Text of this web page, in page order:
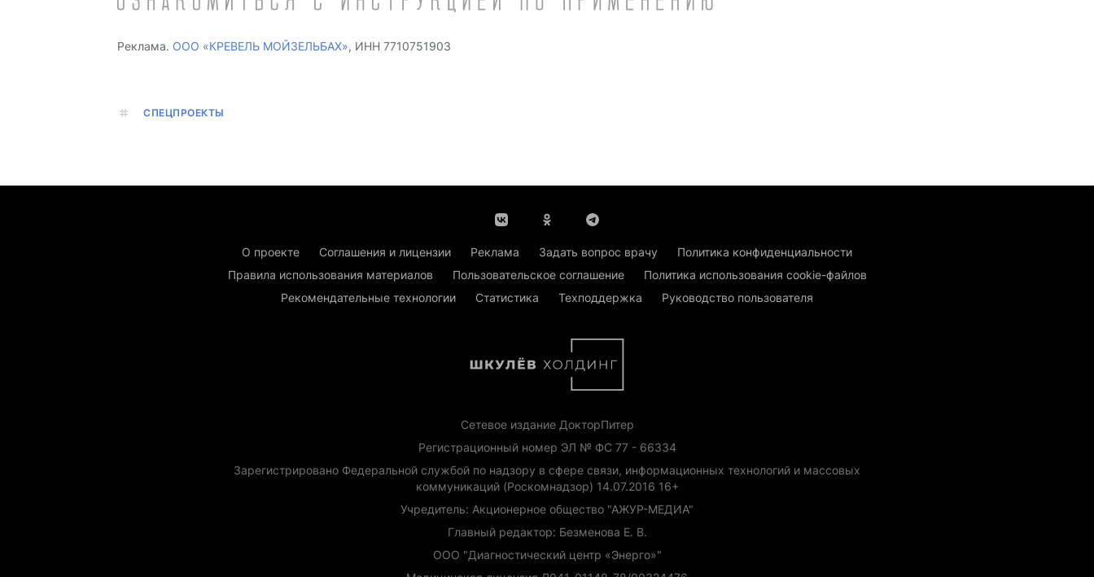
Реклама. ООО «КРЕВЕЛЬ МОЙЗЕЛЬБАХ», ИНН 7710751903
СПЕЦПРОЕКТЫ
О проекте Соглашения и лицензии Реклама Задать вопрос врачу
Политика конфиденциальности
Правила использования материалов
Пользовательское соглашение
Политика использования cookie-файлов
Рекомендательные технологии
Статистика Техподдержка Руководство пользователя
Сетевое издание ДокторПитер
Регистрационный номер ЭЛ № ФС 77 - 66334
Зарегистрировано Федеральной службой по надзору в сфере связи, информационных технологий и массовых
коммуникаций (Роскомнадзор) 14.07.2016 16+
Учредитель: Акционерное общество "АЖУР-МЕДИА"
Главный редактор: Безменова Е. В.
ООО "Диагностический центр «Энерго»"